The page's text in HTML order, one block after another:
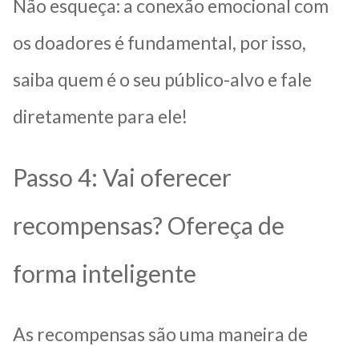
Não esqueça: a conexão emocional com
os doadores é fundamental, por isso,
saiba quem é o seu público-alvo e fale
diretamente para ele!
Passo 4: Vai oferecer
recompensas? Ofereça de
forma inteligente
As recompensas são uma maneira de